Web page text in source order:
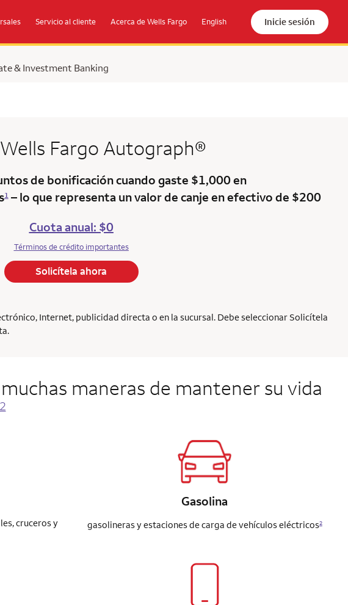
Servicio al cliente Acerca de Wells Fargo English Inicie sesión
& Investment Banking
Wells Fargo Autograph®
de bonificación cuando gaste $1,000 en
1– lo que representa un valor de canje en efectivo de $200
Cuota anual: $0
Términos de crédito importantes
Solicítela ahora
Internet, publicidad directa o en la sucursal. Debe seleccionar Solicítela
maneras de mantener su vida
2
cruceros y
Gasolina
gasolineras y estaciones de carga de vehículos eléctricos2